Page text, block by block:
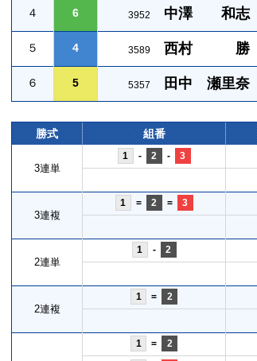
４ 6 3952 中澤 和志
５ 4 3589 西村 勝
６ 5 5357 田中 瀬里奈
勝式 組番
3連単
1 - 2 - 3
3連複
1 = 2 = 3
2連単
1 - 2
2連複
1 = 2
1 = 2